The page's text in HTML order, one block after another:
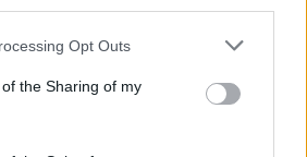
app uses one or more Google
or usage behaviour. You may click to
to Google and its third-party tags to
specified purposes in below Google
Opt Outs
the Sharing of my
nem bánom, elvégre már
arra, hogy Daenerys
ehhez pedig kell némi
persze még a Keskeny-
a sárkányokkal, no